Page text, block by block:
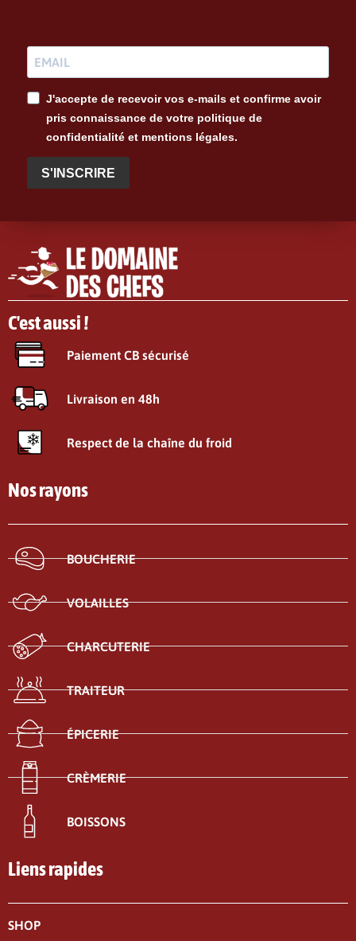
J'accepte de recevoir vos e-mails et confirme avoir
pris connaissance de votre politique de
confidentialité et mentions légales.
S'INSCRIRE
C'est aussi !
Paiement CB sécurisé
Livraison en 48h
Respect de la chaîne du froid
Nos rayons
BOUCHERIE
VOLAILLES
CHARCUTERIE
TRAITEUR
ÉPICERIE
CRÈMERIE
BOISSONS
Liens rapides
SHOP